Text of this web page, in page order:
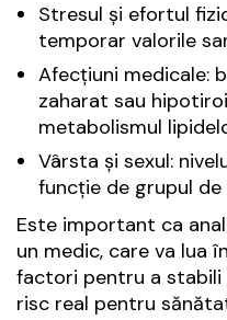
Stresul și efortul
temporar valorile
Afecțiuni medicale:
zaharat sau
metabolismul
Vârsta și sexul:
funcție de grupul de
Este important ca
un medic, care va lua
factori pentru a stabili
risc real pentru